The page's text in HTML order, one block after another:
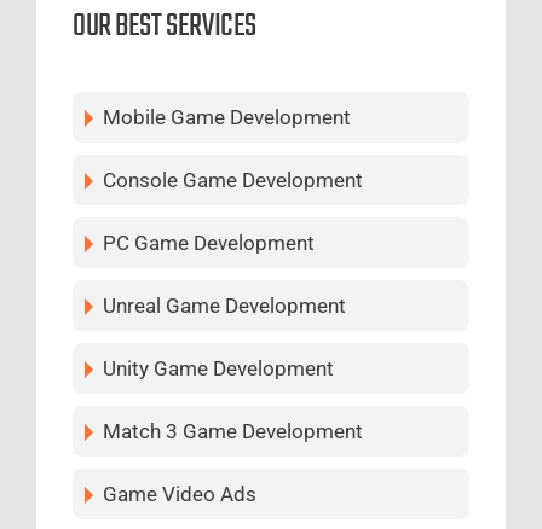
OUR BEST SERVICES
Mobile Game Development
Console Game Development
PC Game Development
Unreal Game Development
Unity Game Development
Match 3 Game Development
Game Video Ads